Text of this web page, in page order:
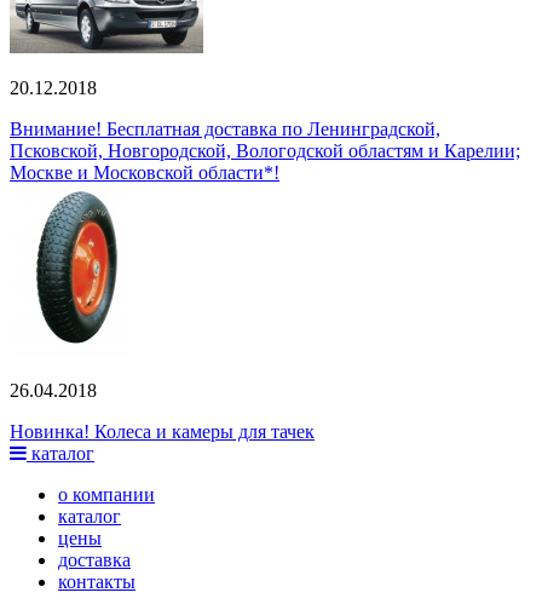
20.12.2018
Внимание! Бесплатная доставка по Ленинградской,
Псковской, Новгородской, Вологодской областям и Карелии;
Москве и Московской области*!
26.04.2018
Новинка! Колеса и камеры для тачек
каталог
о компании
каталог
цены
доставка
контакты